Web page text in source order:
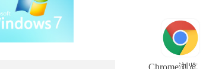
Chrome浏览器beta版 V108.0.5359.48 64位谷歌浏览器下载